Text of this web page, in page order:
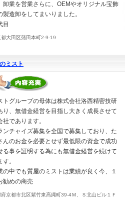
卸業を営業さらに、OEMやオリジナル宝飾
製造卸をしてまいりました。
目
都大田区蒲田本町2-9-19
ミスト
トグループの母体は株式会社洛西精密技研
り、無借金経営を目指し大きく成長させて
社であります。
ンチャイズ募集を全国で募集しており、た
んのお金を必要とせず最低限の資金で成功
る事を証明する為にも無借金経営を続けて
す。
の中でも質屋のミストは業績が良く今、１
勧めの商売
府京都市北区紫竹東高縄町39-4Ｍ、Ｓ北山ビル１Ｆ